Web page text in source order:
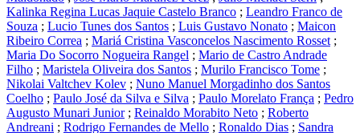
Kalinka Regina Lucas Jaquie Castelo Branco ; Leandro Franco de
Souza ; Lucio Tunes dos Santos ; Luis Gustavo Nonato ; Maicon
Ribeiro Correa ; Mariá Cristina Vasconcelos Nascimento Rosset ;
Maria Do Socorro Nogueira Rangel ; Mario de Castro Andrade
Filho ; Maristela Oliveira dos Santos ; Murilo Francisco Tome ;
Nikolai Valtchev Kolev ; Nuno Manuel Morgadinho dos Santos
Coelho ; Paulo José da Silva e Silva ; Paulo Morelato França ; Pedro
Augusto Munari Junior; Reinaldo Morabito Neto ; Roberto
Andreani ; Rodrigo Fernandes de Mello ; Ronaldo Dias ; Sandra